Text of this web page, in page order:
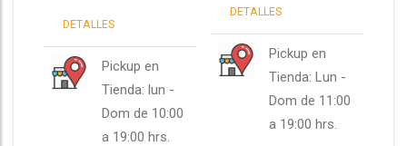
DETALLES
Pickup en
Tienda: lun -
Dom de 10:00
a 19:00 hrs.
DETALLES
Pickup en
Tienda: Lun -
Dom de 11:00
a 19:00 hrs.